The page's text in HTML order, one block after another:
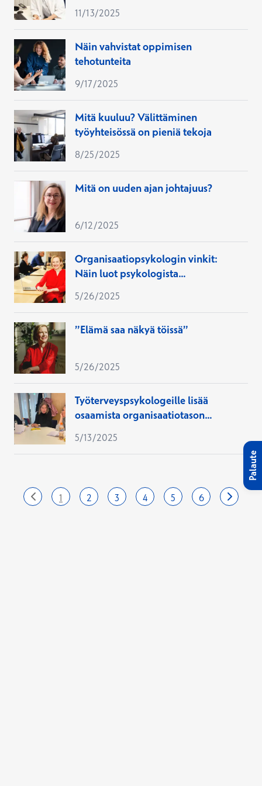
11/13/2025
Näin vahvistat oppimisen
tehotunteita
9/17/2025
Mitä kuuluu? Välittäminen
työyhteisössä on pieniä tekoja
8/25/2025
Mitä on uuden ajan johtajuus?
6/12/2025
Organisaatiopsykologin vinkit:
Näin luot psykologista
5/26/2025
”Elämä saa näkyä töissä”
5/26/2025
Työterveyspsykologeille lisää
osaamista organisaatiotason
5/13/2025
sivu
1 sivu
2 sivu
3 sivu
4 sivu
5 sivu
6Viimeinen
Palaute